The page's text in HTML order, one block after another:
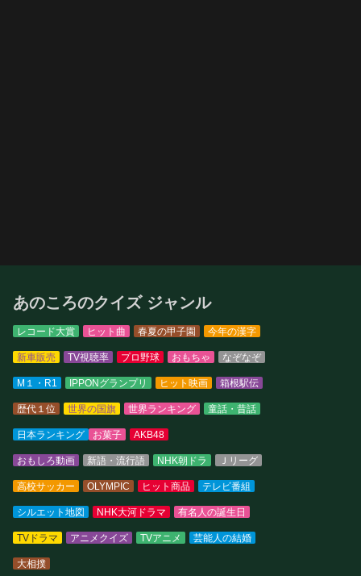
あのころのクイズ ジャンル
レコード大賞 ヒット曲 春夏の甲子園 今年の漢字
新車販売 TV視聴率 プロ野球 おもちゃ なぞなぞ
M１・R1 IPPONグランプリ ヒット映画 箱根駅伝
歴代１位 世界の国旗 世界ランキング 童話・昔話
日本ランキング お菓子 AKB48
おもしろ動画 新語・流行語 NHK朝ドラ Ｊリーグ
高校サッカー OLYMPIC ヒット商品 テレビ番組
シルエット地図 NHK大河ドラマ 有名人の誕生日
TVドラマ アニメクイズ TVアニメ 芸能人の結婚
大相撲